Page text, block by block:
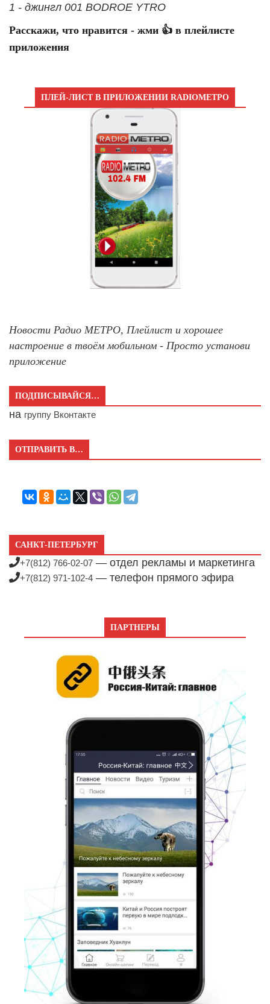
1 - джингл 001 BODROE YTRO
Расскажи, что нравится - жми 👍 в плейлисте
приложения
ПЛЕЙ-ЛИСТ В ПРИЛОЖЕНИИ RADIOМЕТРО
Новости Радио МЕТРО, Плейлист и хорошее
настроение в твоём мобильном - Просто установи
приложение
ПОДПИСЫВАЙСЯ…
на группу Вконтакте
ОТПРАВИТЬ В…
САНКТ-ПЕТЕРБУРГ
+7(812) 766-02-07 — отдел рекламы и маркетинга
+7(812) 971-102-4 — телефон прямого эфира
ПАРТНЕРЫ